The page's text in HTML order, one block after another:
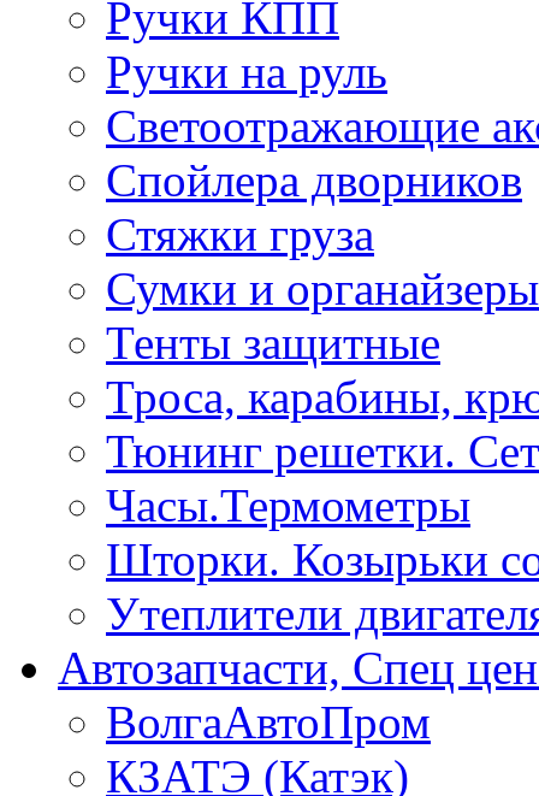
Ручки КПП
Ручки на руль
Светоотражающие
Спойлера дворников
Стяжки груза
Сумки и органайзеры
Тенты защитные
Троса, карабины,
Тюнинг решетки.
Часы.Термометры
Шторки. Козырьки
Утеплители
Автозапчасти, Спец
ВолгаАвтоПром
КЗАТЭ (Катэк)